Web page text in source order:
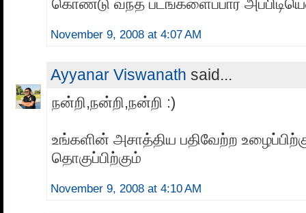
கொண்டு வந்த படங்களைப்பார்
November 9, 2008 at 4:07 AM
Ayyanar Viswanath said...
நன்றி,நன்றி,நன்றி :)
உங்களின் அசாத்திய பதிவேற்ற
தொகுப்பிற்கும்
November 9, 2008 at 4:10 AM